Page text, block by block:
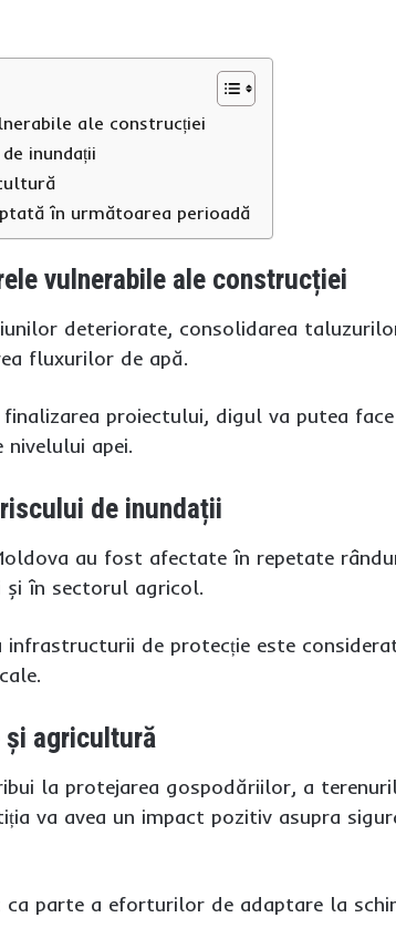
ale construcției
inundații
în următoarea perioadă
vulnerabile ale construcției
deteriorate, consolidarea
fluxurilor de apă.
proiectului, digul va putea
nivelului apei.
de inundații
au fost afectate în repetate
în sectorul agricol.
de protecție este
și agricultură
la protejarea gospodăriilor, a
va avea un impact pozitiv asupra
parte a eforturilor de adaptare la